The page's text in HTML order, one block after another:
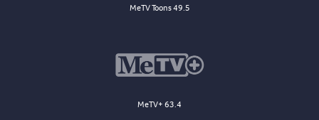
MeTV Toons 49.5
MeTV+ 63.4